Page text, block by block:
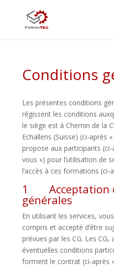
Conditions
Les présentes conditions
régissent les conditions
le siège est à Chemin de la
Echallens (Suisse) (ci-après
propose aux participants
vous ») pour l’utilisation de
l’accès à ces formations (ci-
1 Acceptation
générales
En utilisant les services,
compris et accepté d’être
prévues par les CG. Les
éventuelles conditions
forment le contrat (ci-après